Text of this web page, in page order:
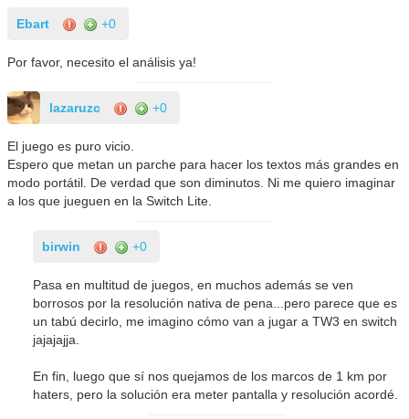
Ebart +0
Por favor, necesito el análisis ya!
lazaruzc +0
El juego es puro vicio.
Espero que metan un parche para hacer los textos más grandes en
modo portátil. De verdad que son diminutos. Ni me quiero imaginar
a los que jueguen en la Switch Lite.
birwin +0
Pasa en multitud de juegos, en muchos además se ven
borrosos por la resolución nativa de pena...pero parece que es
un tabú decirlo, me imagino cómo van a jugar a TW3 en switch
jajajajja.
En fin, luego que sí nos quejamos de los marcos de 1 km por
haters, pero la solución era meter pantalla y resolución acordé.